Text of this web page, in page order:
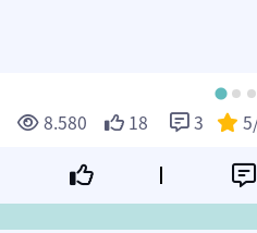
8.580 18 3 5